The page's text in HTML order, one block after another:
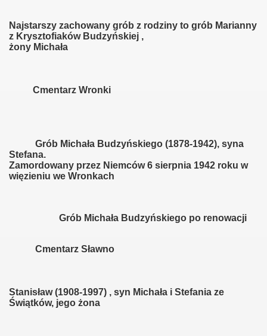
Najstarszy zachowany grób z rodziny to grób Marianny
z Krysztofiaków Budzyńskiej ,
żony Michała
Cmentarz Wronki
Grób Michała Budzyńskiego (1878-1942), syna
Stefana.
Zamordowany przez Niemców 6 sierpnia 1942 roku w
więzieniu we Wronkach
Grób Michała Budzyńskiego po renowacji
Cmentarz Sławno
Stanisław (1908-1997) , syn Michała i Stefania ze
Świątków, jego żona